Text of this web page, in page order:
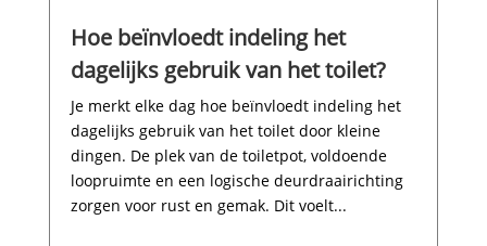
Hoe beïnvloedt indeling het
dagelijks gebruik van het toilet?
Je merkt elke dag hoe beïnvloedt indeling het
dagelijks gebruik van het toilet door kleine
dingen.​ De plek van de toiletpot, voldoende
loopruimte en een logische deurdraairichting
zorgen voor rust en gemak.​ Dit voelt...